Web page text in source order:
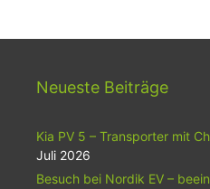
Neueste Beiträge
Kia PV 5 – Transporter mit
Juli 2026
Besuch bei Nordik EV –